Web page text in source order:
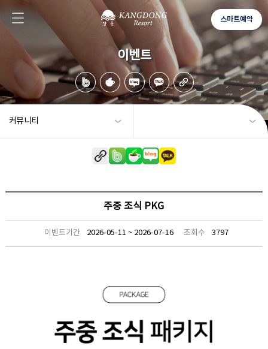
스마트예약
이벤트
커뮤니티
주중 조식 PKG
이벤트기간 2026-05-11 ~ 2026-07-16 조회수 3797